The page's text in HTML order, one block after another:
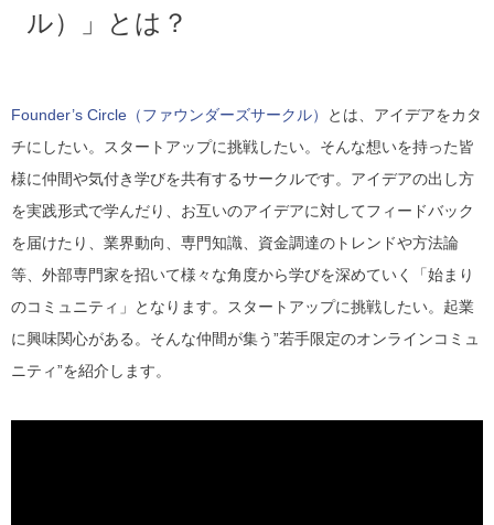
ル）」とは？
Founder’s Circle（ファウンダーズサークル）
とは、アイデアをカタ
チにしたい。スタートアップに挑戦したい。そんな想いを持った皆
様に仲間や気付き学びを共有するサークルです。アイデアの出し方
を実践形式で学んだり、お互いのアイデアに対してフィードバック
を届けたり、業界動向、専門知識、資金調達のトレンドや方法論
等、外部専門家を招いて様々な角度から学びを深めていく「始まり
のコミュニティ」となります。スタートアップに挑戦したい。起業
に興味関心がある。そんな仲間が集う”若手限定のオンラインコミュ
ニティ”を紹介します。